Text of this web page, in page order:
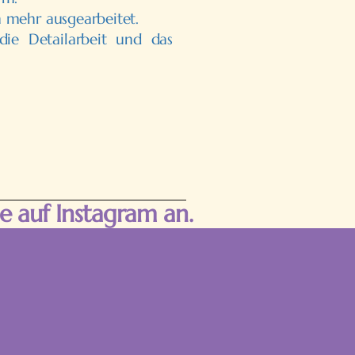
ausgearbeitet.
Detailarbeit und das
auf Instagram an.